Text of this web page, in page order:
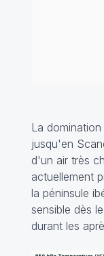
La
jusqu'en
d'un air très
actuellement
la péninsule
sensible dès
durant les